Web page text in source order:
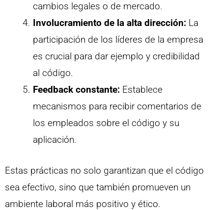
cambios legales o de mercado.
Involucramiento de la alta dirección: La
participación de los líderes de la empresa
es crucial para dar ejemplo y credibilidad
al código.
Feedback constante: Establece
mecanismos para recibir comentarios de
los empleados sobre el código y su
aplicación.
Estas prácticas no solo garantizan que el código
sea efectivo, sino que también promueven un
ambiente laboral más positivo y ético.